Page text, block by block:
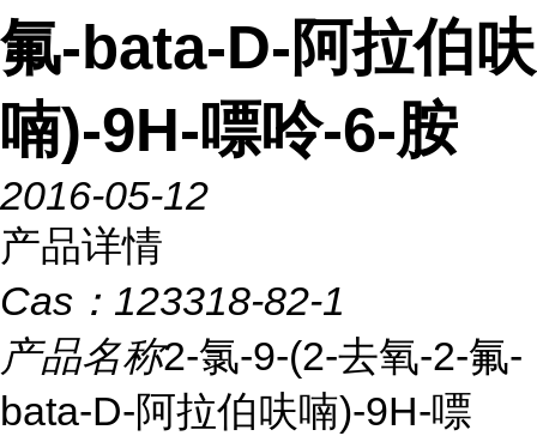
氟-bata-D-阿拉伯呋
喃)-9H-嘌呤-6-胺
2016-05-12
产品详情
Cas： 123318-82-1
产品名称2-氯-9-(2-去氧-2-氟-
bata-D-阿拉伯呋喃)-9H-嘌